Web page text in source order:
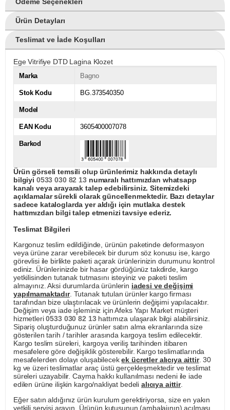
Ürün Detayları
Teslimat ve İade Koşulları
Ege Vitrifiye DTD Lagina Klozet
Marka Bagno
Stok Kodu BG.373540350
Model
EAN Kodu 3605400007078
Barkod
Ürün görseli temsili olup ürünlerimiz hakkında detaylı
bilgiyi 0533 030 82 13numaralı hattımızdan whatsapp
kanalı veya arayarak talep edebilirsiniz. Sitemizdeki
açıklamalar sürekli olarak güncellenmektedir. Bazı detaylar
sadece kataloglarda yer aldığı için mutlaka destek
hattımızdan bilgi talep etmenizi tavsiye ederiz.
Teslimat Bilgileri
Kargonuz teslim edildiğinde, ürünün paketinde deformasyon
veya ürüne zarar verebilecek bir durum söz konusu ise, kargo
görevlisi ile birlikte paketi açarak ürünlerinizin durumunu kontrol
ediniz. Ürünlerinizde bir hasar gördüğünüz takdirde, kargo
yetkilisinden tutanak tutmasını isteyiniz ve paketi teslim
almayınız. Aksi durumlarda ürünlerin iadesi ve değişimi
yapılmamaktadır. Tutanak tutulan ürünler kargo firması
tarafından bize ulaştırılacak ve ürünlerin değişimi yapılacaktır.
Değişim veya iade işleminiz için Afeks Yapı Market müşteri
hizmetleri0533 030 82 13hattımıza ulaşarak bilgi alabilirsiniz.
Sipariş oluşturduğunuz ürünler satın alma ekranlarında size
gösterilen tarih / tarihler arasında kargoya teslim edilecektir.
Kargo teslim süreleri, kargoya veriliş tarihinden itibaren
mesafelere göre değişiklik gösterebilir. Kargo teslimatlarında
mesafelerden dolayı oluşabilecekek ücretler alıcıya aittir. 30
kg ve üzeri teslimatlar araç üstü gerçekleşmektedir ve teslimat
süreleri uzayabilir. Cayma hakkı kullanılması nedeni ile iade
edilen ürüne ilişkin kargo/nakliyat bedeli alıcıya aittir.
Eğer satın aldığınız ürün kurulum gerektiriyorsa, size en yakın
yetkili servisi arayın. Ürünün kutusunun (ambalajının) açılması